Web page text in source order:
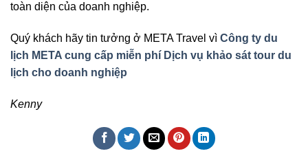
toàn diện của doanh nghiệp.
Quý khách hãy tin tưởng ở META Travel vì Công ty du
lịch META cung cấp miễn phí Dịch vụ khảo sát tour du
lịch cho doanh nghiệp
Kenny